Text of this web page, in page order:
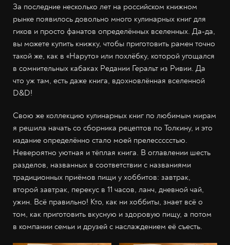
За последние несколько лет на российском книжном
рынке появилось довольно много кулинарных книг для
гиков и просто фанатов определённых вселенных. Да-да,
вы можете купить книжку, чтобы приготовить рамен точно
такой же, как в «Наруто» или похлёбку, которой угощался
в сомнительных кабаках Редании Геральт из Ривии. Да
что уж там, есть даже книга, вдохновлённая вселенной
D&D!
Свою же коллекцию кулинарных книг по любимым мирам
я решила начать со сборника рецептов по Толкину, и это
издание определённо стало моей прелессссстью.
Невероятно уютная и тёплая книга. В оглавлении шесть
разделов, названных в соответствии с названиями
традиционных приёмов пищи у хоббитов: завтрак,
второй завтрак, перекус в 11 часов, ланч, дневной чай,
ужин. Всё правильно! Кто, как ни хоббиты, знает всё о
том, как приготовить вкусную и здоровую пищу, а потом
в компании семьи и друзей с наслаждением её съесть.